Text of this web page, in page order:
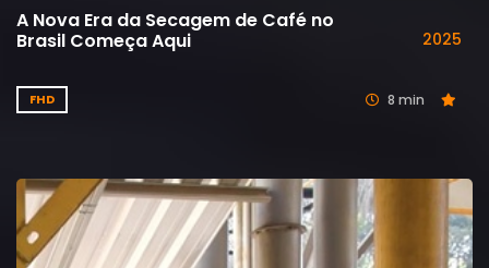
A Nova Era da Secagem de Café no
Brasil Começa Aqui
2025
FHD 8 min